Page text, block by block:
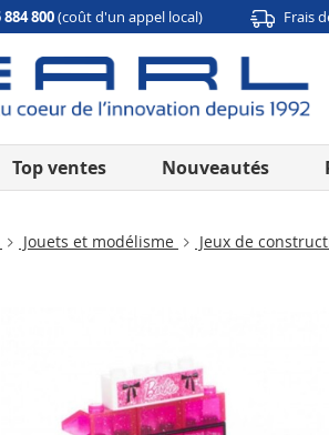
884 800(coût d'un appel local) Frais
Top ventes Nouveautés
Jouets et modélisme Jeux de